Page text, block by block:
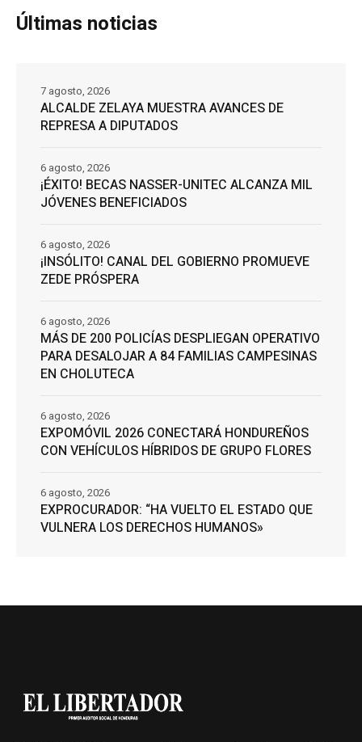
Últimas noticias
ALCALDE ZELAYA MUESTRA AVANCES DE
REPRESA A DIPUTADOS
7 agosto, 2026
¡ÉXITO! BECAS NASSER-UNITEC ALCANZA MIL
JÓVENES BENEFICIADOS
6 agosto, 2026
¡INSÓLITO! CANAL DEL GOBIERNO PROMUEVE
ZEDE PRÓSPERA
6 agosto, 2026
MÁS DE 200 POLICÍAS DESPLIEGAN OPERATIVO
PARA DESALOJAR A 84 FAMILIAS CAMPESINAS
EN CHOLUTECA
6 agosto, 2026
EXPOMÓVIL 2026 CONECTARÁ HONDUREÑOS
CON VEHÍCULOS HÍBRIDOS DE GRUPO FLORES
6 agosto, 2026
EXPROCURADOR: “HA VUELTO EL ESTADO QUE
VULNERA LOS DERECHOS HUMANOS»
6 agosto, 2026